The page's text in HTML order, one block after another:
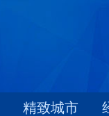
精致城市